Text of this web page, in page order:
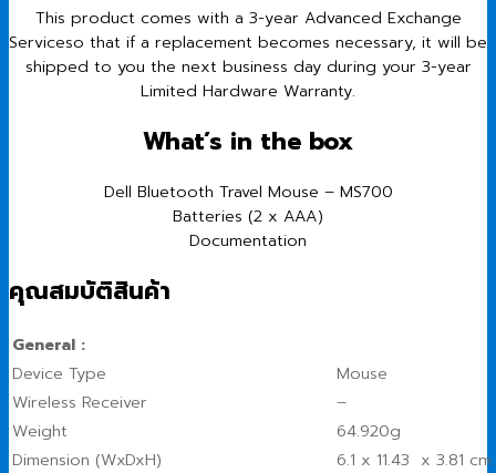
This product comes with a 3-year Advanced Exchange
Serviceso that if a replacement becomes necessary, it will be
shipped to you the next business day during your 3-year
Limited Hardware Warranty.
What’s in the box
Dell Bluetooth Travel Mouse – MS700
Batteries (2 x AAA)
Documentation
คุณสมบัติสินค้า
General :
Device Type
Mouse
Wireless Receiver
–
Weight
64.920g
Dimension (WxDxH)
6.1 x 11.43 x 3.81